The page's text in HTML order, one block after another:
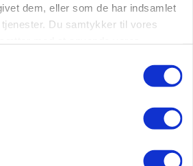
dem, eller som de har indsamlet
Du samtykker til vores